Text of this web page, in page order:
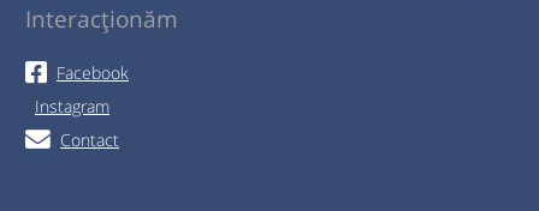
Interacționăm
Facebook
Instagram
Contact